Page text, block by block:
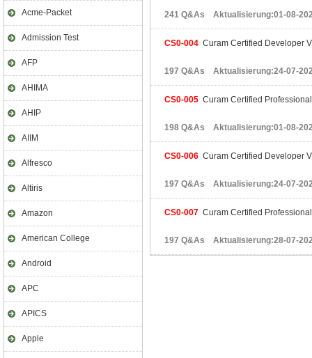
Acme-Packet
Admission Test
AFP
AHIMA
AHIP
AIIM
Alfresco
Altiris
Amazon
American College
Android
APC
APICS
Apple
241 Q&As Aktualisierung:01-08-
CS0-004 Curam Certified Developer
197 Q&As Aktualisierung:24-07-
CS0-005 Curam Certified
198 Q&As Aktualisierung:01-08-
CS0-006 Curam Certified Developer
197 Q&As Aktualisierung:24-07-
CS0-007 Curam Certified
197 Q&As Aktualisierung:28-07-